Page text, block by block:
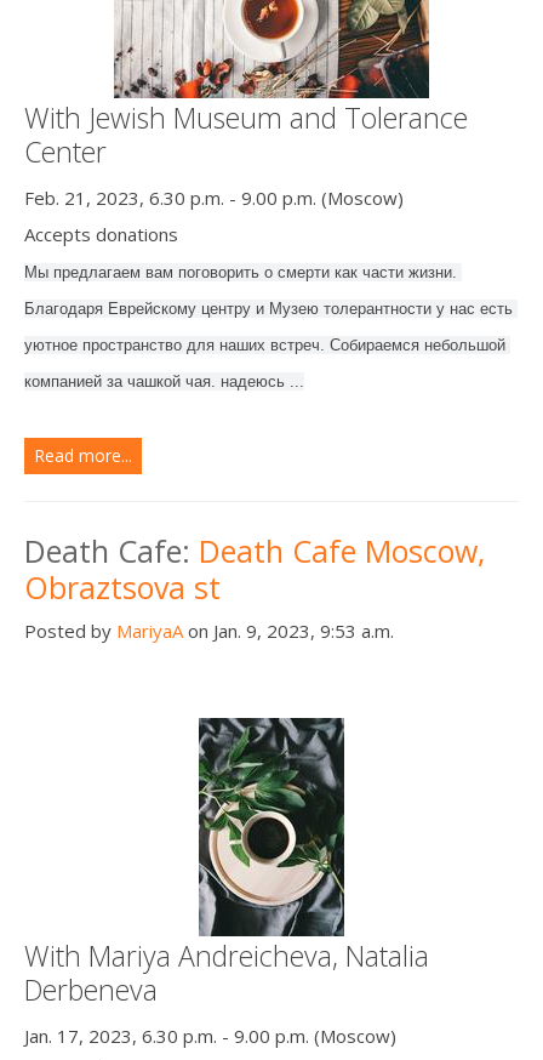
With Jewish Museum and Tolerance
Center
Feb. 21, 2023, 6.30 p.m. - 9.00 p.m. (Moscow)
Accepts donations
Благодаря Еврейскому центру и Музею толерантности у нас есть
уютное пространство для наших встреч. Собираемся небольшой
компанией за чашкой чая. надеюсь ...
Read more...
Death Cafe: Death Cafe Moscow,
Obraztsova st
Posted by MariyaA on Jan. 9, 2023, 9:53 a.m.
With Mariya Andreicheva, Natalia
Derbeneva
Jan. 17, 2023, 6.30 p.m. - 9.00 p.m. (Moscow)